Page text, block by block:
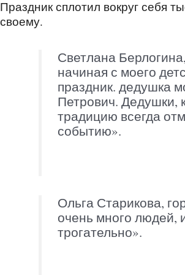
Праздник сплотил вокруг себя
своему.
Светлана
начиная с моего
праздник. дедушка
Петрович. Дедушки,
традицию всегда
событию».
Ольга Старикова,
очень много людей,
трогательно».